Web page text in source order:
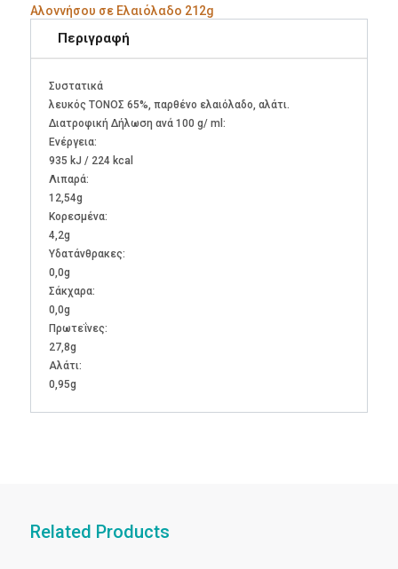
Αλοννήσου σε Ελαιόλαδο 212g
Περιγραφή
Συστατικά
λευκός ΤΟΝΟΣ 65%, παρθένο ελαιόλαδο, αλάτι.
Διατροφική Δήλωση ανά 100 g/ ml:
Ενέργεια:
935 kJ / 224 kcal
Λιπαρά:
12,54g
Kορεσμένα:
4,2g
Υδατάνθρακες:
0,0g
Σάκχαρα:
0,0g
Πρωτεΐνες:
27,8g
Αλάτι:
0,95g
Related Products